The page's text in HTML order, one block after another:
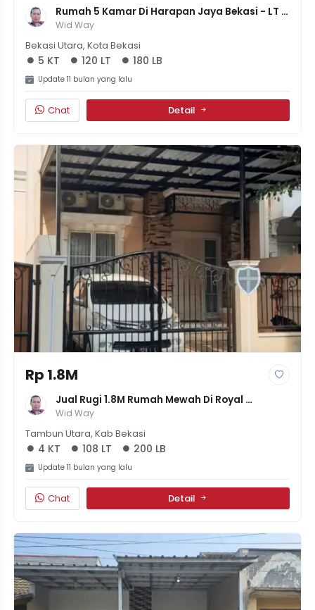
Rumah 5 Kamar Di Harapan Jaya Bekasi - LT
120m² LB 180m² - SHM Lengkap - Harga Nego
850 Juta
Wid Way
Bekasi Utara, Kota Bekasi
5 KT 120 LT 180 LB
Update 11 bulan yang lalu
Chat Detail
Rp 1.8M
Jual Rugi 1.8M Rumah Mewah Di Royal
Residence - Siap Huni, 4KT+4KM, Hadap Timur
Wid Way
Tambun Utara, Kab Bekasi
4 KT 108 LT 200 LB
Update 11 bulan yang lalu
Chat Detail